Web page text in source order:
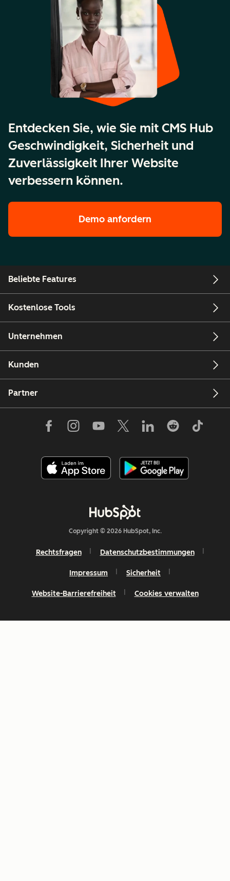
Entdecken Sie, wie Sie mit CMS Hub
Geschwindigkeit, Sicherheit und
Zuverlässigkeit Ihrer Website
verbessern können.
Demo anfordern
Beliebte Features
Kostenlose Tools
Unternehmen
Kunden
Partner
Copyright © 2026 HubSpot, Inc.
Rechtsfragen Datenschutzbestimmungen
Impressum Sicherheit
Website-Barrierefreiheit Cookies verwalten